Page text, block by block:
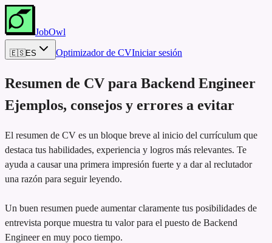
JobOwl
🇪🇸ES Optimizador de CVIniciar sesión
Resumen de CV para Backend Engineer
Ejemplos, consejos y errores a evitar
El resumen de CV es un bloque breve al inicio del currículum que
destaca tus habilidades, experiencia y logros más relevantes. Te
ayuda a causar una primera impresión fuerte y a dar al reclutador
una razón para seguir leyendo.
Un buen resumen puede aumentar claramente tus posibilidades de
entrevista porque muestra tu valor para el puesto de Backend
Engineer en muy poco tiempo.